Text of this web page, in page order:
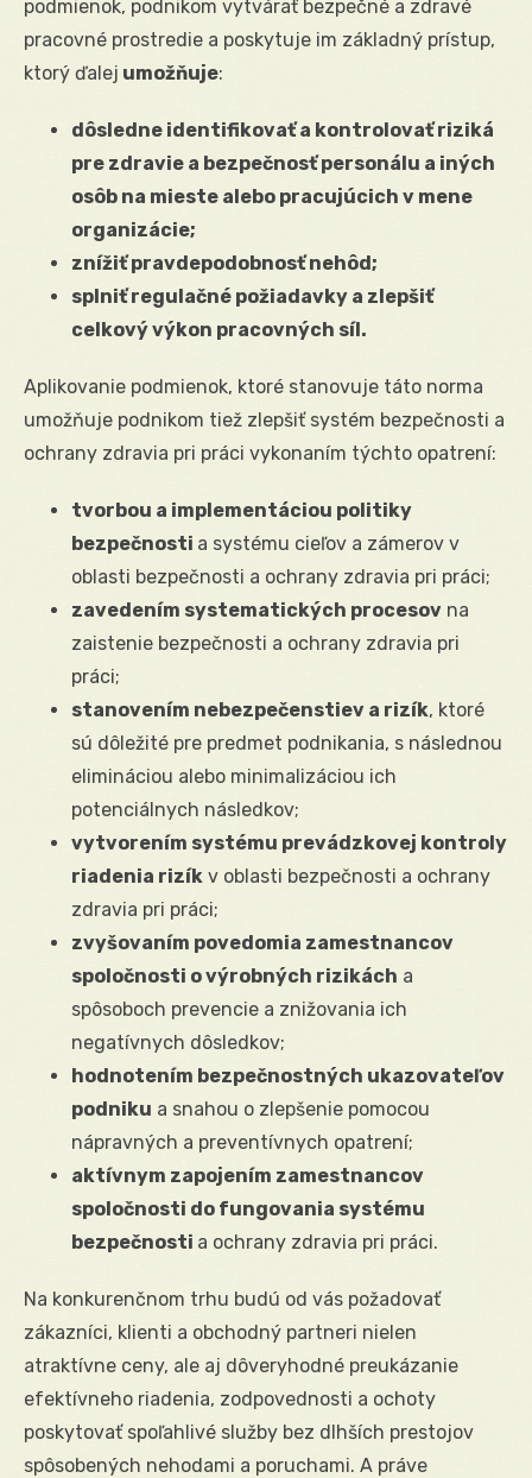
podmienok, podnikom vytvárať bezpečné a zdravé
pracovné prostredie a poskytuje im základný prístup,
ktorý ďalej umožňuje:
dôsledne identifikovať a kontrolovať riziká
pre zdravie a bezpečnosť personálu a iných
osôb na mieste alebo pracujúcich v mene
organizácie;
znížiť pravdepodobnosť nehôd;
splniť regulačné požiadavky a zlepšiť
celkový výkon pracovných síl.
Aplikovanie podmienok, ktoré stanovuje táto norma
umožňuje podnikom tiež zlepšiť systém bezpečnosti a
ochrany zdravia pri práci vykonaním týchto opatrení:
tvorbou a implementáciou politiky
bezpečnosti a systému cieľov a zámerov v
oblasti bezpečnosti a ochrany zdravia pri práci;
zavedením systematických procesov na
zaistenie bezpečnosti a ochrany zdravia pri
práci;
stanovením nebezpečenstiev a rizík, ktoré
sú dôležité pre predmet podnikania, s následnou
elimináciou alebo minimalizáciou ich
potenciálnych následkov;
vytvorením systému prevádzkovej kontroly
riadenia rizík v oblasti bezpečnosti a ochrany
zdravia pri práci;
zvyšovaním povedomia zamestnancov
spoločnosti o výrobných rizikách a
spôsoboch prevencie a znižovania ich
negatívnych dôsledkov;
hodnotením bezpečnostných ukazovateľov
podniku a snahou o zlepšenie pomocou
nápravných a preventívnych opatrení;
aktívnym zapojením zamestnancov
spoločnosti do fungovania systému
bezpečnosti a ochrany zdravia pri práci.
Na konkurenčnom trhu budú od vás požadovať
zákazníci, klienti a obchodný partneri nielen
atraktívne ceny, ale aj dôveryhodné preukázanie
efektívneho riadenia, zodpovednosti a ochoty
poskytovať spoľahlivé služby bez dlhších prestojov
spôsobených nehodami a poruchami. A práve